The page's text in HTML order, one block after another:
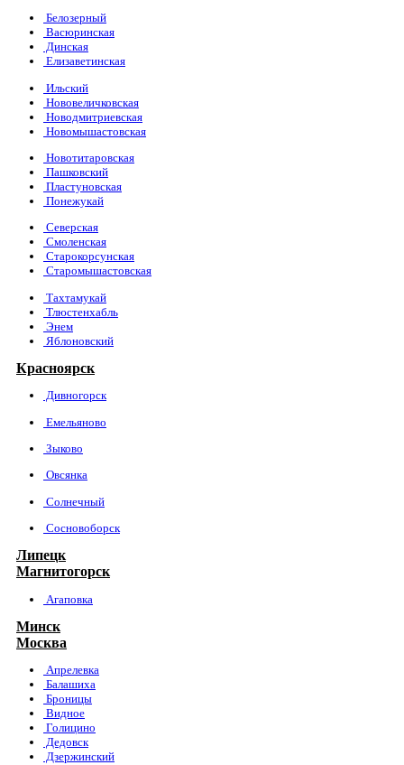
Белозерный
Васюринская
Динская
Елизаветинская
Ильский
Нововеличковская
Новодмитриевская
Новомышастовская
Новотитаровская
Пашковский
Пластуновская
Понежукай
Северская
Смоленская
Старокорсунская
Старомышастовская
Тахтамукай
Тлюстенхабль
Энем
Яблоновский
Красноярск
Дивногорск
Емельяново
Зыково
Овсянка
Солнечный
Сосновоборск
Липецк
Магнитогорск
Агаповка
Минск
Москва
Апрелевка
Балашиха
Броницы
Видное
Голицино
Дедовск
Дзержинский